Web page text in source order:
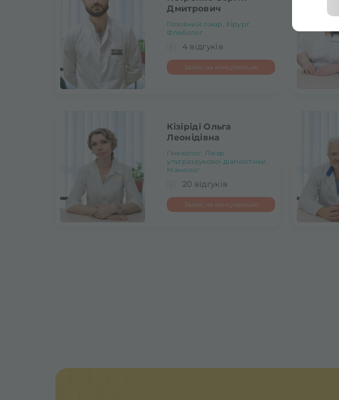
Дмитрович
Головний лікар, Хірург,
Флеболог
4 відгуків
Запис на консультацію
Кізіріді Ольга
Леонідівна
Гінеколог, Лікар
ультразвукової діагностики,
Мамолог
20 відгуків
Запис на консультацію